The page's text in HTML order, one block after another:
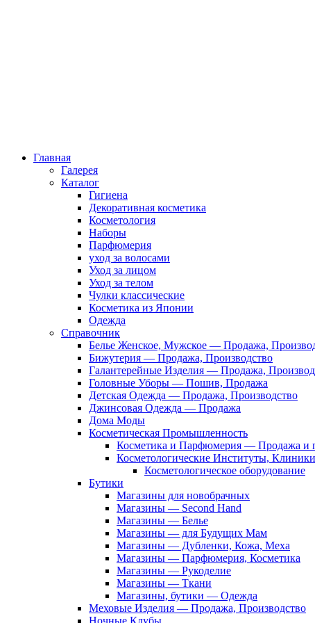
Главная
Галерея
Каталог
Гигиена
Декоративная косметика
Косметология
Наборы
Парфюмерия
уход за волосами
Уход за лицом
Уход за телом
Чулки классические
Косметика из Японии
Одежда
Справочник
Белье Женское, Мужское — Продажа,
Бижутерия — Продажа, Производство
Галантерейные Изделия — Продажа,
Головные Уборы — Пошив, Продажа
Детская Одежда — Продажа, Производство
Джинсовая Одежда — Продажа
Дома Моды
Косметическая Промышленность
Косметика и Парфюмерия — Продажа и
Косметологические Институты,
Косметологическое оборудование
Бутики
Магазины для новобрачных
Магазины — Second Hand
Магазины — Белье
Магазины — для Будущих Мам
Магазины — Дубленки, Кожа, Меха
Магазины — Парфюмерия, Косметика
Магазины — Рукоделие
Магазины — Ткани
Магазины, бутики — Одежда
Меховые Изделия — Продажа, Производство
Ночные Клубы